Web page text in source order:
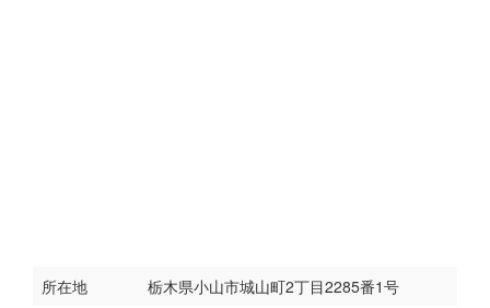
所在地
栃木県小山市城山町2丁目2285番1号